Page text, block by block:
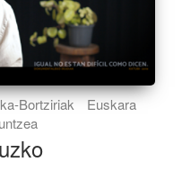
Bortziriak
Euskara